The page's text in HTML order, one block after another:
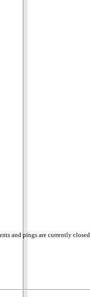
and pings are currently closed.